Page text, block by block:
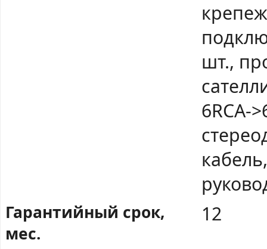
шт.,
6RCA-
Гарантийный срок,
мес.
12